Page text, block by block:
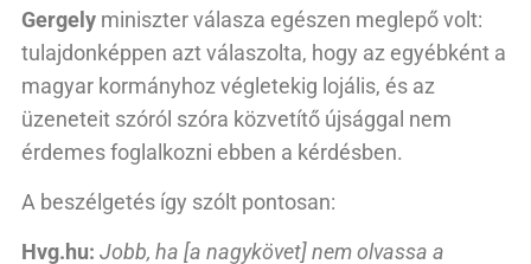
Gergely miniszter válasza egészen meglepő volt:
tulajdonképpen azt válaszolta, hogy az egyébként a
magyar kormányhoz végletekig lojális, és az
üzeneteit szóról szóra közvetítő újsággal nem
érdemes foglalkozni ebben a kérdésben.
A beszélgetés így szólt pontosan:
Hvg.hu: Jobb, ha [a nagykövet] nem olvassa a